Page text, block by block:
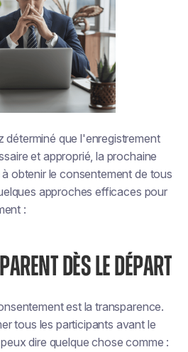
déterminé que l'enregistrement
et approprié, la prochaine
obtenir le consentement de tous
approches efficaces pour
:
DÈS LE DÉPART
est la transparence.
tous les participants avant le
dire quelque chose comme :